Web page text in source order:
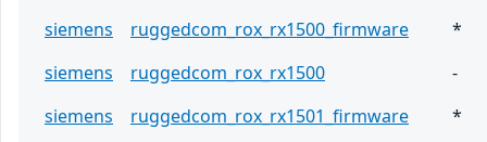
siemens
ruggedcom_rox_rx1500_firmware
*
siemens
ruggedcom_rox_rx1500
-
siemens
ruggedcom_rox_rx1501_firmware
*